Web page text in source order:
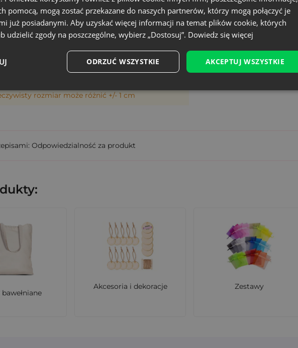
+/- 1 cm
Mały
SDB-0709-GRX-241
5902565682484
rozmiar może różnić +/- 1 cm
Odpowiedzialność za produkt
Akcesoria i dekoracje
Zestawy
pomocą, mogą zostać przekazane do naszych partnerów, którzy mogą połączyć je
już posiadanymi. Aby uzyskać więcej informacji na temat plików cookie, których
udzielić zgody na poszczególne, wybierz „Dostosuj”. Dowiedz się więcej
AKCEPTUJ WSZYSTKIE
ODRZUĆ WSZYSTKIE